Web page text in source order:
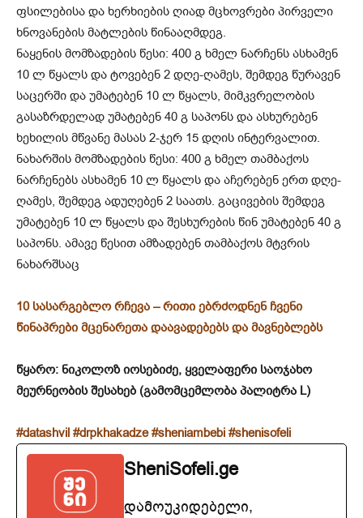
ფსილებისა და ხერხიების ღიად მცხოვ­რები პირველი
ხნოვანების მატლების წინააღმდეგ.
ნაყენის მომზადების წესი: 400 გ ხმელ ნარ­ჩენს ასხამენ
10 ლ წყალს და ტოვებენ 2 დღე-ღამეს, შემდეგ წურავენ
საცერში და უმატებენ 10 ლ წყალს, მიმკვრელობის
გასაზრდელად უმატებენ 40 გ საპონს და ასხურებენ
ხეხილის მწვანე მასას 2-ჯერ 15 დღის ინტერვალით.
ნახარშის მომზადების წესი: 400 გ ხმელ თამ­ბაქოს
ნარჩენებს ასხამენ 10 ლ წყალს და აჩერებენ ერთ დღე-
ღამეს, შემდეგ ადუღებენ 2 სა­ათს. გაცივების შემდეგ
უმატებენ 10 ლ წყალს და შესხურების წინ უმატებენ 40 გ
საპონს. ამავე წესით ამზადებენ თამბაქოს მტვრის
ნახარშსაც
10 სასარგებლო რჩევა – რითი ებრძოდნენ ჩვენი
წინაპრები მცენარეთა დაავადებებს და მავნებლებს
წყარო: ნიკოლოზ იოსებიძე, ყველაფერი საოჯახო
მეურნეობის შესახებ (გამომცემლობა პალიტრა L)
#datashvil #drpkhakadze #sheniambebi #shenisofeli
SheniSofeli.ge
დამოუკიდებელი,